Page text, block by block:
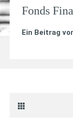
Fonds
Ein Beitrag